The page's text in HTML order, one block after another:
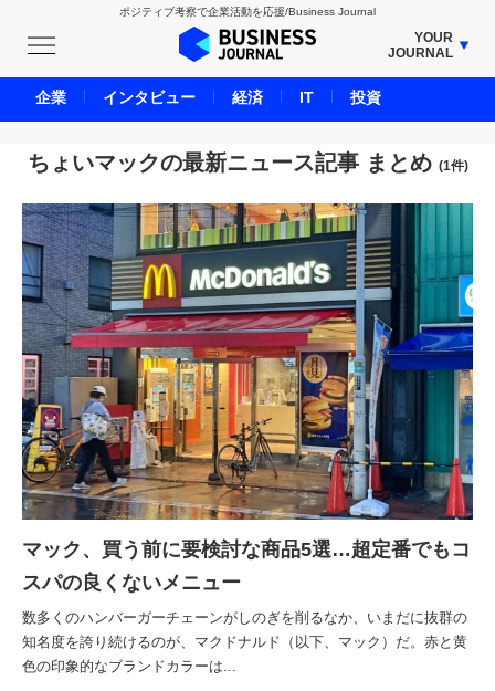
ポジティブ考察で企業活動を応援/Business Journal
YOUR
JOURNAL
BUSINESS JOURNAL
UNICORN JOURNAL
CARBON CREDITS JOURNAL
ENERGY MANAGEMENT JOURNAL
INBOUND JOURNAL
LIFE ENDING JOURNAL
AI JOURNAL
REAL ESTATE BROKERAGE JOURNAL
SMART MARKETING JOURNAL
BPaaS JOURNAL
ADOPTABLE DOG JOURNAL
ちょいマックの最新ニュース記事 まとめ (1件)
マック、買う前に要検討な商品5選…超定番でもコ
スパの良くないメニュー
数多くのハンバーガーチェーンがしのぎを削るなか、いまだに抜群の
知名度を誇り続けるのが、マクドナルド（以下、マック）だ。赤と黄
色の印象的なブランドカラーは...
企業 インタビュー 経済 IT 投資